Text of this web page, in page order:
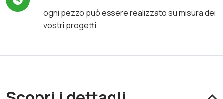
ogni pezzo può essere realizzato su misura dei
vostri progetti